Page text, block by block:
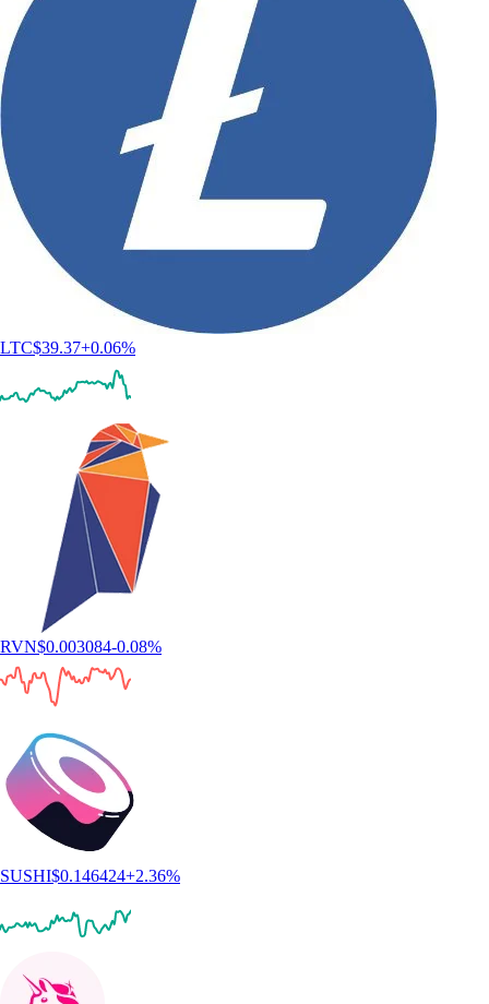
LTC$39.37+0.06%
RVN$0.003084-0.08%
SUSHI$0.146424+2.36%